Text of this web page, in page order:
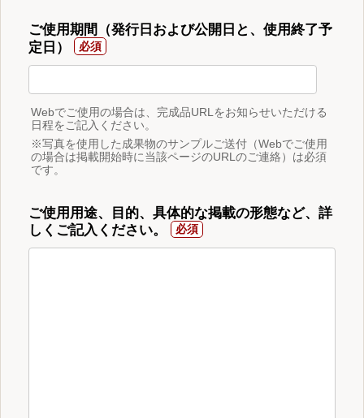
ご使用期間（発行日および公開日と、使用終了予
定日）
Webでご使用の場合は、完成品URLをお知らせいただける
日程をご記入ください。
※写真を使用した成果物のサンプルご送付（Webでご使用
の場合は掲載開始時に当該ページのURLのご連絡）は必須
です。
ご使用用途、目的、具体的な掲載の形態など、詳
しくご記入ください。